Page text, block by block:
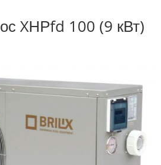
XНРfd 100 (9 кВт)